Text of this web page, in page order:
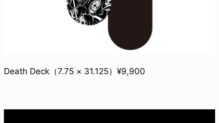
Death Deck（7.75 × 31.125）¥9,900